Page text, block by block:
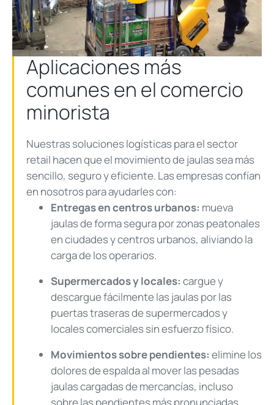
Play
Video
Aplicaciones más
comunes en el comercio
minorista
Nuestras soluciones logísticas para el sector
retail hacen que el movimiento de jaulas sea más
sencillo, seguro y eficiente. Las empresas confían
en nosotros para ayudarles con:
Entregas en centros urbanos: mueva
jaulas de forma segura por zonas peatonales
en ciudades y centros urbanos, aliviando la
carga de los operarios.
Supermercados y locales: cargue y
descargue fácilmente las jaulas por las
puertas traseras de supermercados y
locales comerciales sin esfuerzo físico.
Movimientos sobre pendientes: elimine los
dolores de espalda al mover las pesadas
jaulas cargadas de mercancías, incluso